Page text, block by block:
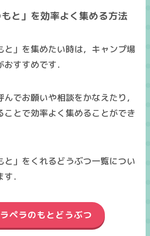
もと」を効率よく集める方法
と」を集めたい時は，キャンプ場
すすめです．
でお願いや相談をかなえたり，
ことで効率よく集めることができ
と」をくれるどうぶつ一覧につい
．
ペラのもとどうぶつ